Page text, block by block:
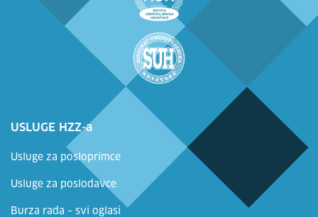
USLUGE HZZ-a
Usluge za posloprimce
Usluge za poslodavce
Burza rada – svi oglasi